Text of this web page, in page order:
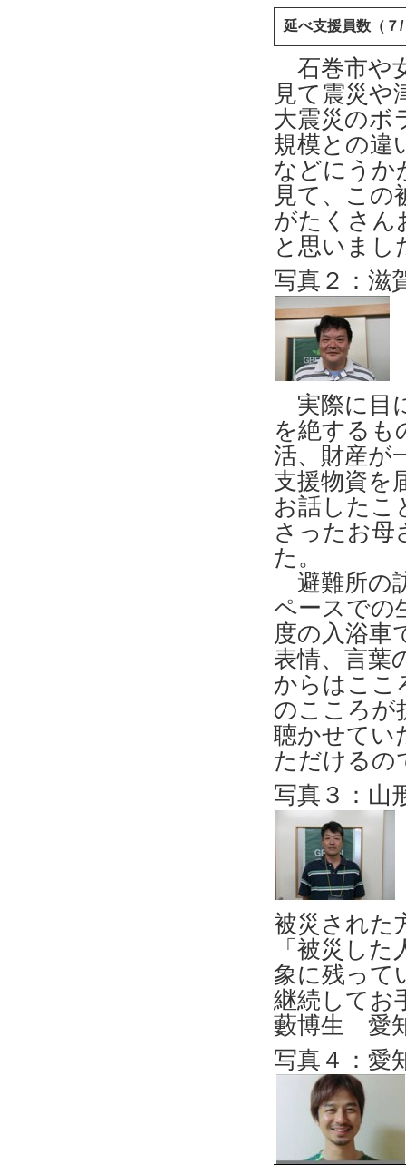
延べ支援員数（
石巻市や
見て震災や
大震災のボ
規模との違
などにうか
見て、この
がたくさん
と思いま
写真２：
実際に目
を絶するも
活、財産が
支援物資を
お話したこ
さったお母
た。
避難所の
ペースでの
度の入浴車
表情、言葉
からはここ
のこころが
聴かせてい
ただけるの
写真３：
被災された
「被災し
象に残って
継続してお
藪博生 愛
写真４：